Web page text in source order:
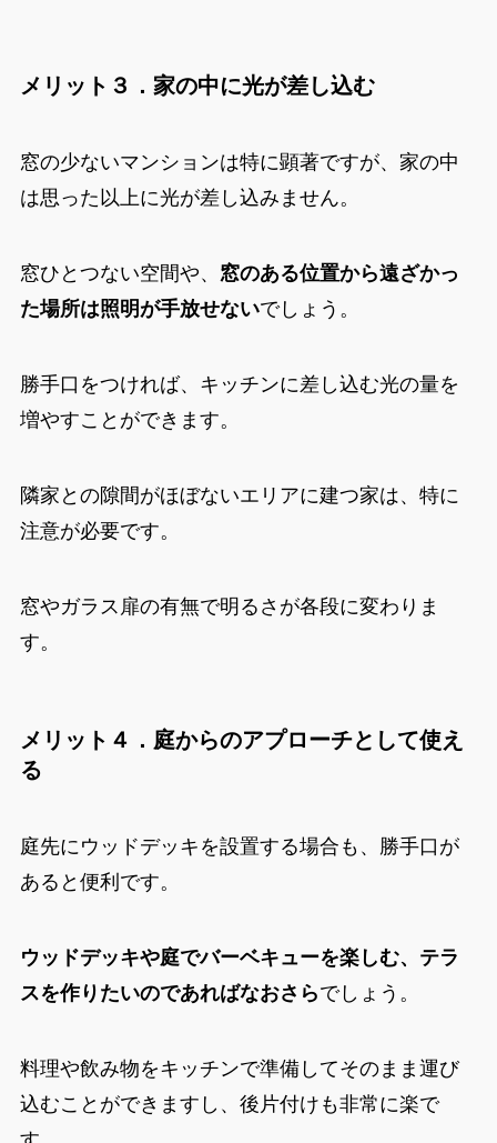
メリット３．家の中に光が差し込む
窓の少ないマンションは特に顕著ですが、家の中
は思った以上に光が差し込みません。
窓ひとつない空間や、 窓のある位置から遠ざかっ
た場所は照明が手放せないでしょう。
勝手口をつければ、キッチンに差し込む光の量を
増やすことができます。
隣家との隙間がほぼないエリアに建つ家は、特に
注意が必要です。
窓やガラス扉の有無で明るさが各段に変わりま
す。
メリット４．庭からのアプローチとして使え
る
庭先にウッドデッキを設置する場合も、勝手口が
あると便利です。
ウッドデッキや庭でバーベキューを楽しむ、テラ
スを作りたいのであればなおさらでしょう。
料理や飲み物をキッチンで準備してそのまま運び
込むことができますし、後片付けも非常に楽で